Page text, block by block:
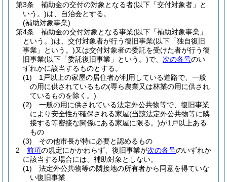
第3条
補助金の交付の対象となる者(以下「交付対象者」と
いう。)は、自治会とする。
(補助対象事業)
第4条
補助金の交付対象となる事業(以下「補助対象事業」
という。)は、交付対象者が行う復旧事業(以下「独自復旧
事業」という。)又は交付対象者の委託を受けた者が行う復
旧事業(以下「委託復旧事業」という。)で、 次の各号のい
ずれかに該当するものとする。
(1)
1戸以上の家屋の居住者が利用している道路で、一般
の用に供されているもの(専ら農業又は林業の用に供され
ているものを除く。)
(2)
一般の用に供されている法定外公共物等で、復旧事業
により安全性が確保される家屋(当該法定外公共物等に隣
接する等密接な関係にある家屋に限る。)が1戸以上ある
もの
(3)
その他市長が特に必要と認めるもの
2
前項の規定にかかわらず、復旧事業が次の各号のいずれか
に該当する場合には、補助対象としない。
(1)
法定外公共物等の隣接地の所有者から同意を得ていな
い復旧事業